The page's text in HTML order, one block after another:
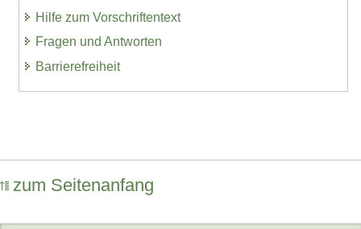
Hilfe zum Vorschriftentext
Fragen und Antworten
Barrierefreiheit
zum Seitenanfang